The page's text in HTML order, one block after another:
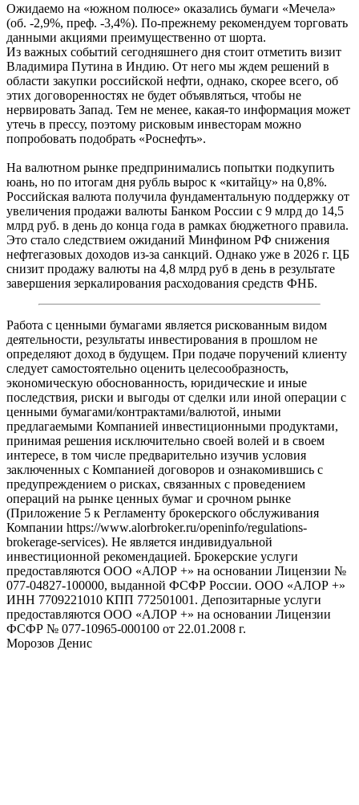
Ожидаемо на «южном полюсе» оказались бумаги «Мечела»
(об. -2,9%, преф. -3,4%). По-прежнему рекомендуем торговать
данными акциями преимущественно от шорта.
Из важных событий сегодняшнего дня стоит отметить визит
Владимира Путина в Индию. От него мы ждем решений в
области закупки российской нефти, однако, скорее всего, об
этих договоренностях не будет объявляться, чтобы не
нервировать Запад. Тем не менее, какая-то информация может
утечь в прессу, поэтому рисковым инвесторам можно
попробовать подобрать «Роснефть».
На валютном рынке предпринимались попытки подкупить
юань, но по итогам дня рубль вырос к «китайцу» на 0,8%.
Российская валюта получила фундаментальную поддержку от
увеличения продажи валюты Банком России с 9 млрд до 14,5
млрд руб. в день до конца года в рамках бюджетного правила.
Это стало следствием ожиданий Минфином РФ снижения
нефтегазовых доходов из-за санкций. Однако уже в 2026 г. ЦБ
снизит продажу валюты на 4,8 млрд руб в день в результате
завершения зеркалирования расходования средств ФНБ.
Работа с ценными бумагами является рискованным видом
деятельности, результаты инвестирования в прошлом не
определяют доход в будущем. При подаче поручений клиенту
следует самостоятельно оценить целесообразность,
экономическую обоснованность, юридические и иные
последствия, риски и выгоды от сделки или иной операции с
ценными бумагами/контрактами/валютой, иными
предлагаемыми Компанией инвестиционными продуктами,
принимая решения исключительно своей волей и в своем
интересе, в том числе предварительно изучив условия
заключенных с Компанией договоров и ознакомившись с
предупреждением о рисках, связанных с проведением
операций на рынке ценных бумаг и срочном рынке
(Приложение 5 к Регламенту брокерского обслуживания
Компании https://www.alorbroker.ru/openinfo/regulations-
brokerage-services). Не является индивидуальной
инвестиционной рекомендацией. Брокерские услуги
предоставляются ООО «АЛОР +» на основании Лицензии №
077-04827-100000, выданной ФСФР России. ООО «АЛОР +»
ИНН 7709221010 КПП 772501001. Депозитарные услуги
предоставляются ООО «АЛОР +» на основании Лицензии
ФСФР № 077-10965-000100 от 22.01.2008 г.
Морозов Денис